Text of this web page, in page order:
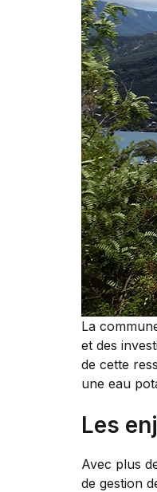
La
et des
de cette
une eau
Les
Avec plus
de gestion